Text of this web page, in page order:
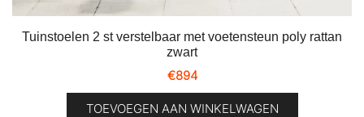
Tuinstoelen 2 st verstelbaar met voetensteun poly rattan
zwart
€894
TOEVOEGEN AAN WINKELWAGEN